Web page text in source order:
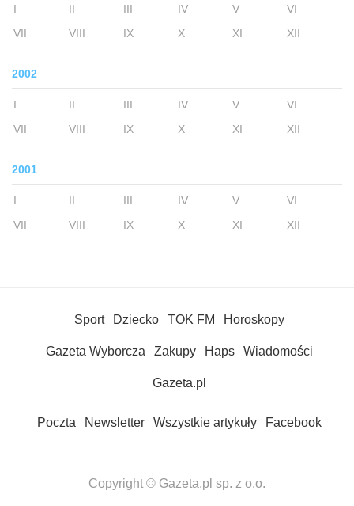
I II III IV V
VI
VII
VIII IX X XI XII
2002
I II III IV V
VI
VII
VIII IX X XI XII
2001
I II III IV V
VI
VII
VIII IX X XI XII
Sport Dziecko TOK FM Horoskopy
Gazeta Wyborcza Zakupy Haps Wiadomości
Gazeta.pl
Poczta Newsletter Wszystkie artykuły Facebook
Copyright © Gazeta.pl sp. z o.o.